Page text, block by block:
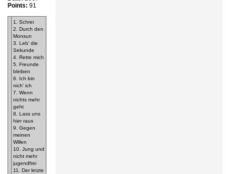
Points: 91
1. Schrei
2. Durch den
Monsun
3. Leb' die
Sekunde
4. Rette mich
5. Freunde
bleiben
6. Ich bin
nich' ich
7. Wenn
nichts mehr
geht
8. Lass uns
hier raus
9. Gegen
meinen
Willen
10. Jung und
nicht mehr
jugendfrei
11. Der letzte